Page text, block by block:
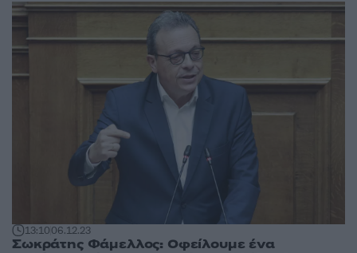
13:1006.12.23
Σωκράτης Φάμελλος: Οφείλουμε ένα